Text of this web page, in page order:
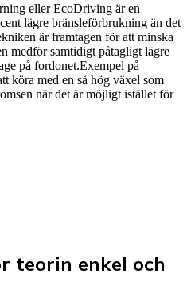
eller EcoDriving är en
lägre bränsleförbrukning än det
är framtagen för att minska
medför samtidigt påtagligt lägre
på fordonet.Exempel på
köra med en så hög växel som
när det är möjligt istället för
teorin enkel och